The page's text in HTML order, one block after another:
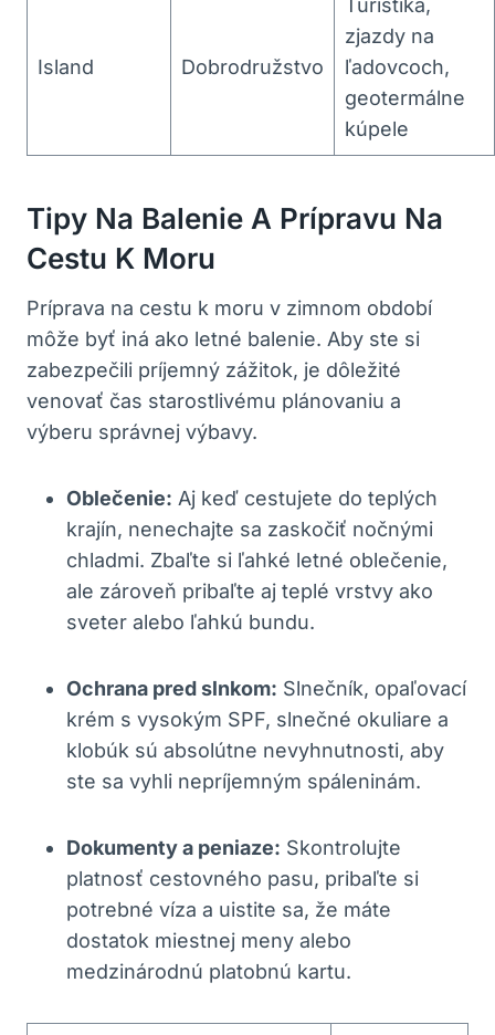
Island Dobrodružstvo
zjazdy na
ľadovcoch,
geotermálne
kúpele
Tipy Na Balenie A Prípravu Na
Cestu K Moru
Príprava na cestu k moru v zimnom období
môže byť iná ako letné balenie. Aby ste si
zabezpečili príjemný zážitok, je dôležité
venovať čas starostlivému plánovaniu a
výberu správnej výbavy.
Oblečenie: Aj keď cestujete do teplých
krajín, nenechajte sa zaskočiť nočnými
chladmi. Zbaľte si ľahké letné oblečenie,
ale zároveň pribaľte aj teplé vrstvy ako
sveter alebo ľahkú bundu.
Ochrana pred slnkom: Slnečník, opaľovací
krém s vysokým SPF, slnečné okuliare a
klobúk sú absolútne nevyhnutnosti, aby
ste sa vyhli nepríjemným spáleninám.
Dokumenty a peniaze: Skontrolujte
platnosť cestovného pasu, pribaľte si
potrebné víza a uistite sa, že máte
dostatok miestnej meny alebo
medzinárodnú platobnú kartu.